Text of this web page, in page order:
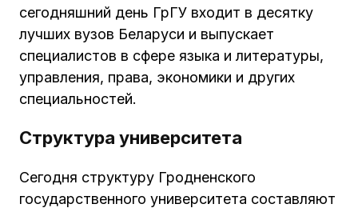
сегодняшний день ГрГУ входит в десятку
лучших вузов Беларуси и выпускает
специалистов в сфере языка и литературы,
управления, права, экономики и других
специальностей.
Структура университета
Сегодня структуру Гродненского
государственного университета составляют